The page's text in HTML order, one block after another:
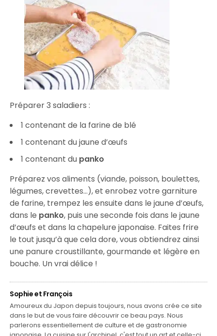
Préparer 3 saladiers :
1 contenant de la farine de blé
1 contenant du jaune d’œufs
1 contenant du panko
Préparez vos aliments (viande, poisson, boulettes,
légumes, crevettes…), et enrobez votre garniture
de farine, trempez les ensuite dans le jaune d’œufs,
dans le panko, puis une seconde fois dans le jaune
d’œufs et dans la chapelure japonaise. Faites frire
le tout jusqu’à que cela dore, vous obtiendrez ainsi
une panure croustillante, gourmande et légère en
bouche. Un vrai délice !
Sophie et François
Amoureux du Japon depuis toujours, nous avons crée ce site
dans le but de vous faire découvrir ce beau pays. Nous
parlerons essentiellement de culture et de gastronomie